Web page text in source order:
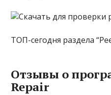
ТОП-сегодня раздела
Отзывы о
Repair